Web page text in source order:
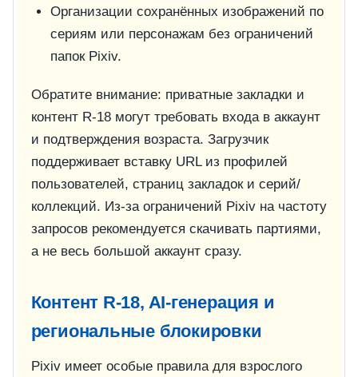
Организации сохранённых изображений по
сериям или персонажам без ограничений
папок Pixiv.
Обратите внимание: приватные закладки и
контент R-18 могут требовать входа в аккаунт
и подтверждения возраста. Загрузчик
поддерживает вставку URL из профилей
пользователей, страниц закладок и серий/
коллекций. Из-за ограничений Pixiv на частоту
запросов рекомендуется скачивать партиями,
а не весь большой аккаунт сразу.
Контент R-18, AI-генерация и
региональные блокировки
Pixiv имеет особые правила для взрослого